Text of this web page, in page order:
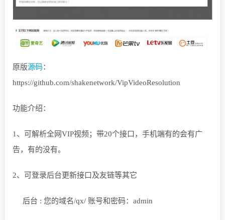
原版源码：
https://github.com/shakenetwork/VipVideoResolution
功能介绍：
1、可解析全网VIP视频；带20个接口，手机端有的会有广
告，有的没有。
2、可登录后台更新接口及友链等其它
后台 : 您的域名/qx/ 账号和密码：admin
百度登录